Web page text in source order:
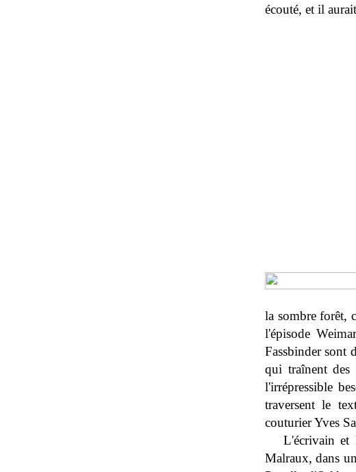
écouté, et il
la sombre forêt,
l'épisode
Fassbinder sont
qui traînent des
l'irrépressible
traversent le
couturier Yves
L'écrivain et
Malraux, dans